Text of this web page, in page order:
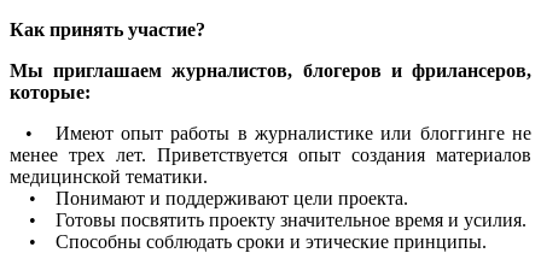
Как принять участие?
Мы приглашаем журналистов, блогеров и фрилансеров,
которые:
• Имеют опыт работы в журналистике или блоггинге не
менее трех лет. Приветствуется опыт создания материалов
медицинской тематики.
• Понимают и поддерживают цели проекта.
• Готовы посвятить проекту значительное время и усилия.
• Способны соблюдать сроки и этические принципы.